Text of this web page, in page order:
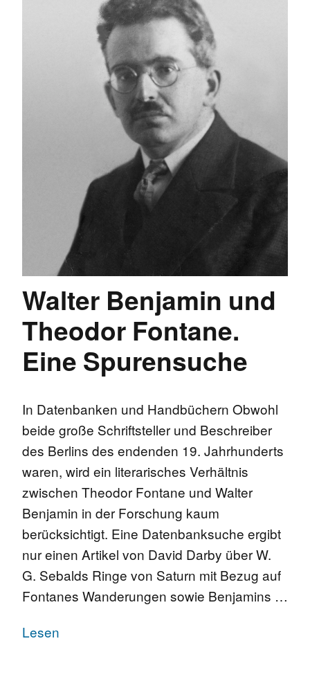
Walter Benjamin und
Theodor Fontane.
Eine Spurensuche
In Datenbanken und Handbüchern Obwohl
beide große Schriftsteller und Beschreiber
des Berlins des endenden 19. Jahrhunderts
waren, wird ein literarisches Verhältnis
zwischen Theodor Fontane und Walter
Benjamin in der Forschung kaum
berücksichtigt. Eine Datenbanksuche ergibt
nur einen Artikel von David Darby über W.
G. Sebalds Ringe von Saturn mit Bezug auf
Fontanes Wanderungen sowie Benjamins …
Lesen